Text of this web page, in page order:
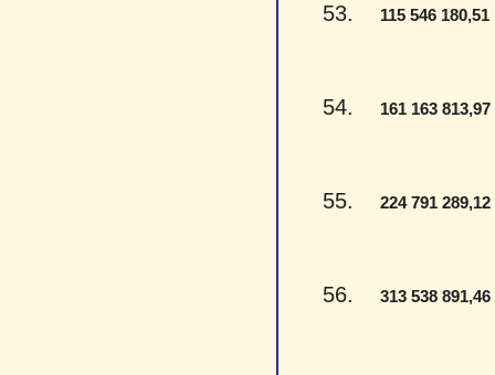
53. 115 546 180,51
54. 161 163 813,97
55. 224 791 289,12
56. 313 538 891,46